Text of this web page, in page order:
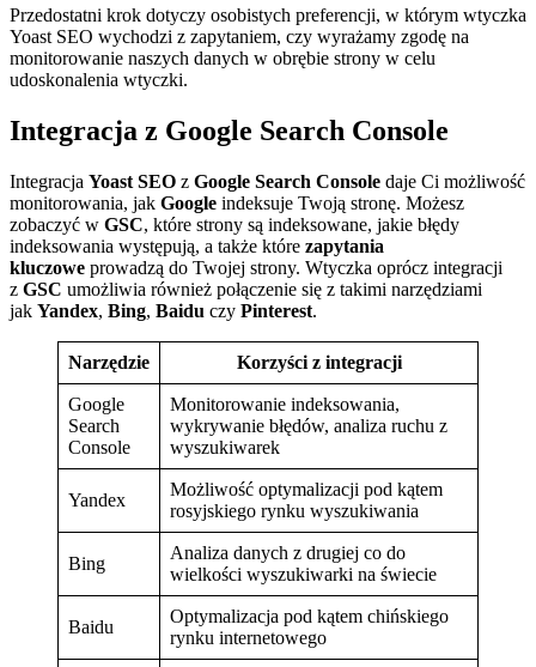
Przedostatni krok dotyczy osobistych preferencji, w którym wtyczka
Yoast SEO wychodzi z zapytaniem, czy wyrażamy zgodę na
monitorowanie naszych danych w obrębie strony w celu
udoskonalenia wtyczki.
Integracja z Google Search Console
Integracja Yoast SEO z Google Search Console daje Ci możliwość
monitorowania, jak Google indeksuje Twoją stronę. Możesz
zobaczyć w GSC, które strony są indeksowane, jakie błędy
indeksowania występują, a także które zapytania
kluczowe prowadzą do Twojej strony. Wtyczka oprócz integracji
z GSC umożliwia również połączenie się z takimi narzędziami
jak Yandex, Bing, Baidu czy Pinterest.
Narzędzie Korzyści z integracji
Google
Search
Console
Monitorowanie indeksowania,
wykrywanie błędów, analiza ruchu z
wyszukiwarek
Yandex
Możliwość optymalizacji pod kątem
rosyjskiego rynku wyszukiwania
Bing
Analiza danych z drugiej co do
wielkości wyszukiwarki na świecie
Baidu
Optymalizacja pod kątem chińskiego
rynku internetowego